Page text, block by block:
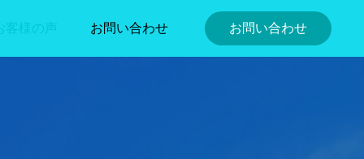
客様の声 お問い合わせ お問い合わせ